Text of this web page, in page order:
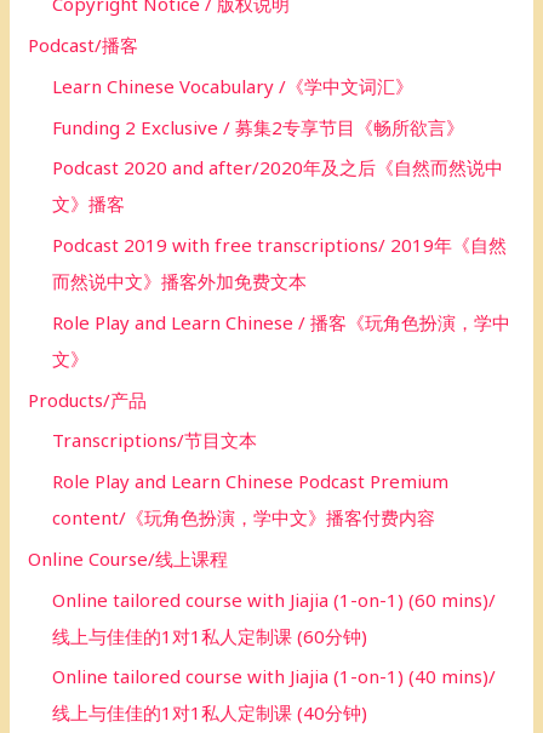
Podcast/播客
Learn Chinese Vocabulary /《学中文词汇》
Funding 2 Exclusive / 募集2专享节目《畅所欲言》
Podcast 2020 and after/2020年及之后《自然而然说中
文》播客
Podcast 2019 with free transcriptions/ 2019年《自然
而然说中文》播客外加免费文本
Role Play and Learn Chinese / 播客《玩角色扮演，学中
文》
Products/产品
Transcriptions/节目文本
Role Play and Learn Chinese Podcast Premium
content/《玩角色扮演，学中文》播客付费内容
Online Course/线上课程
Online tailored course with Jiajia (1-on-1) (60 mins)/
线上与佳佳的1对1私人定制课 (60分钟)
Online tailored course with Jiajia (1-on-1) (40 mins)/
线上与佳佳的1对1私人定制课 (40分钟)